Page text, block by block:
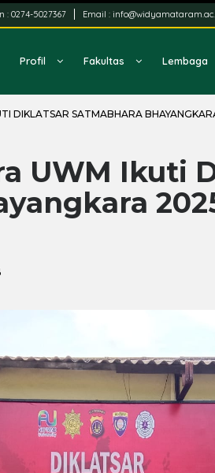
: 0274-5027367 Email :
Profil Fakultas Lembaga
DIKLATSAR SATMABHARA
UWM Ikuti